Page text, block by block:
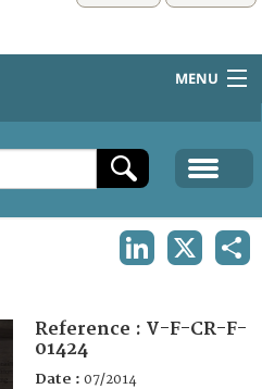
MENU
Reference : V-F-CR-F-
01424
Date : 07/2014